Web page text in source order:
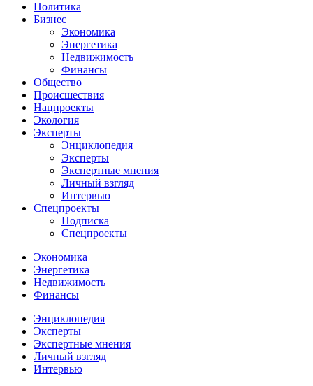
Политика
Бизнес
Экономика
Энергетика
Недвижимость
Финансы
Общество
Происшествия
Нацпроекты
Экология
Эксперты
Энциклопедия
Эксперты
Экспертные мнения
Личный взгляд
Интервью
Спецпроекты
Подписка
Спецпроекты
Экономика
Энергетика
Недвижимость
Финансы
Энциклопедия
Эксперты
Экспертные мнения
Личный взгляд
Интервью